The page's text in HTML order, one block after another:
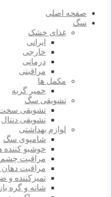
صفحه اصلی
سگ
غذای خشک
ایرانی
خارجی
درمانی
مراقبتی
مکمل ها
خمیر گربه
تشویقی سگ
تشویقی سخت
تشویقی دنتال
لوازم بهداشتی
شامپوی سگ
خوشبو کننده
مراقبت
مراقبت
تمیزکننده و
شانه و گره